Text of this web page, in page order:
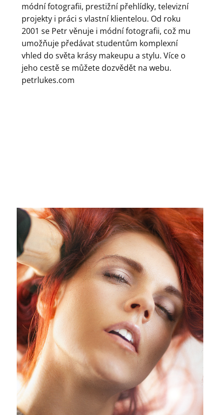
módní fotografii, prestižní přehlídky, televizní
projekty i práci s vlastní klientelou. Od roku
2001 se Petr věnuje i módní fotografii, což mu
umožňuje předávat studentům komplexní
vhled do světa krásy makeupu a stylu. Více o
jeho cestě se můžete dozvědět na webu.
petrlukes.com